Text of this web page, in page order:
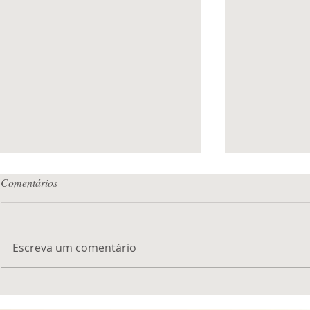
Autocuidado : o que significa na
integrativa estudamos as
atitudes e mudanças no estilo
Comentários
Escreva um comentário